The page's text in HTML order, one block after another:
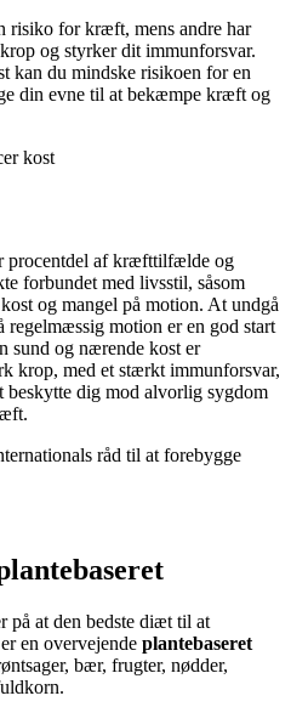
risiko for kræft, mens andre har
og styrker dit immunforsvar.
kan du mindske risikoen for en
din evne til at bekæmpe kræft og
procentdel af kræfttilfælde og
forbundet med livsstil, såsom
og mangel på motion. At undgå
motion er en god start
sund og nærende kost er
krop, med et stærkt immunforsvar,
beskytte dig mod alvorlig sygdom
råd til at forebygge
på at den bedste diæt til at
en overvejende plantebaseret
bær, frugter, nødder,